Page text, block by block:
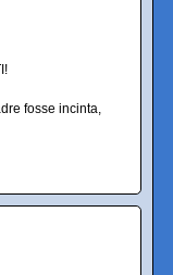
fosse incinta,